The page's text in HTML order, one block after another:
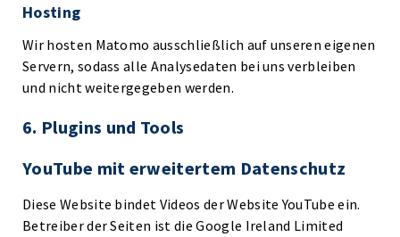
Hosting
Wir hosten Matomo ausschließlich auf unseren eigenen
Servern, sodass alle Analysedaten bei uns verbleiben
und nicht weitergegeben werden.
6. Plugins und Tools
YouTube mit erweitertem Datenschutz
Diese Website bindet Videos der Website YouTube ein.
Betreiber der Seiten ist die Google Ireland Limited